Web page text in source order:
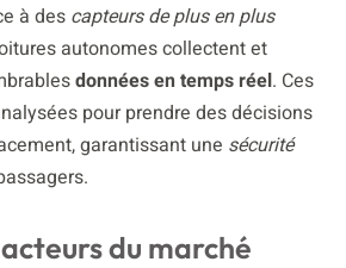
à des capteurs de plus en plus
autonomes collectent et
données en temps réel. Ces
pour prendre des décisions
garantissant une sécurité
du marché